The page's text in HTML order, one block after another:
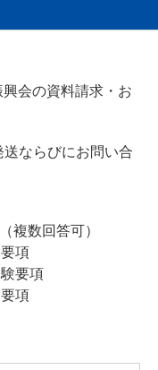
会の資料請求・お
ならびにお問い合
複数回答可）
項
要項
項